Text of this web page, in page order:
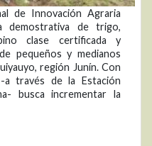
de Innovación Agraria
demostrativa de trigo,
clase certificada y
pequeños y medianos
región Junín. Con
través de la Estación
busca incrementar la